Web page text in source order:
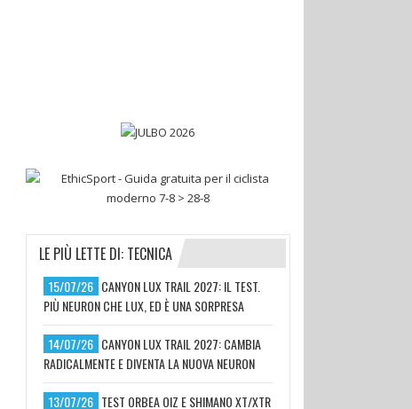
LE PIÙ LETTE DI: TECNICA
15/07/26 CANYON LUX TRAIL 2027: IL TEST.
PIÙ NEURON CHE LUX, ED È UNA SORPRESA
14/07/26 CANYON LUX TRAIL 2027: CAMBIA
RADICALMENTE E DIVENTA LA NUOVA NEURON
13/07/26 TEST ORBEA OIZ E SHIMANO XT/XTR